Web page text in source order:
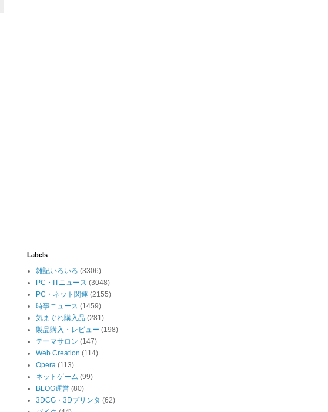
Labels
雑記いろいろ (3306)
PC・ITニュース (3048)
PC・ネット関連 (2155)
時事ニュース (1459)
気まぐれ購入品 (281)
製品購入・レビュー (198)
テーマサロン (147)
Web Creation (114)
Opera (113)
ネットゲーム (99)
BLOG運営 (80)
3DCG・3Dプリンタ (62)